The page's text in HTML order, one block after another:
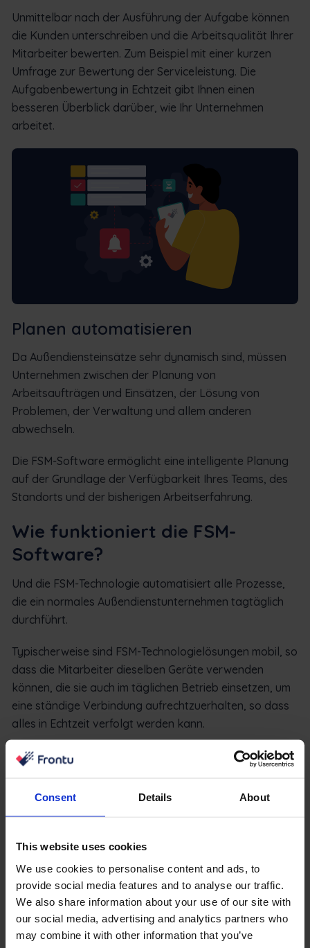
Consent Details About
This website uses cookies
We use cookies to personalise content and ads, to
provide social media features and to analyse our traffic.
We also share information about your use of our site with
our social media, advertising and analytics partners who
may combine it with other information that you’ve
Unmittelbar nach der Ausführung der Aufgabe können
die Kunden unterschreiben und die Arbeitsqualität Ihrer
Mitarbeiter bewerten. Zum Beispiel mit einer kurzen
Umfrage zur Bewertung der Serviceleistung. Die
Aufgabenbewertung in Echtzeit gibt Ihnen einen
besseren Überblick darüber, wie Ihr Unternehmen
arbeitet.
Planen automatisieren
Da Außendiensteinsätze sehr dynamisch sind, müssen
Unternehmen zwischen der Planung von
Arbeitsaufträgen und Einsätzen, der Lösung von
Problemen, der Verwaltung und allem anderen
abwechseln.
Die FSM-Software ermöglicht eine intelligente Planung
auf der Grundlage der Verfügbarkeit Ihres Teams, des
Standorts und der bisherigen Arbeitserfahrung.
Wie funktioniert die FSM-
Software?
Und die FSM-Technologie automatisiert alle Prozesse,
die ein normales Außendienstunternehmen tagtäglich
durchführt.
Typischerweise sind FSM-Technologielösungen mobil, so
dass die Mitarbeiter dieselben Geräte verwenden
können, die sie auch im täglichen Betrieb einsetzen, um
eine ständige Verbindung aufrechtzuerhalten, so dass
alles in Echtzeit verfolgt werden kann.
Wenn Sie z.B. Geschäftsführer oder Inhaber einer
sind, würde eine FSM Tech-Lösung folgendermaßen
Das System würde die Mitarbeiter über einen neuen
Informationen und die Kundenhistorie zur Verfügung
stellen.
Dann wird überwacht, welche Mitarbeiter welche
Transporter und Werkzeuge mitgenommen haben.